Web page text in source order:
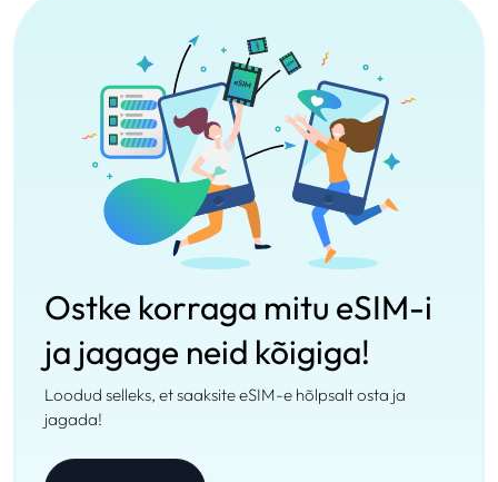
Ostke korraga mitu eSIM-i
ja jagage neid kõigiga!
Loodud selleks, et saaksite eSIM-e hõlpsalt osta ja
jagada!